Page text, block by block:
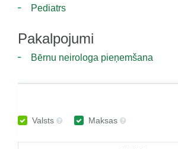
Pediatrs
Pakalpojumi
Bērnu neirologa pieņemšana
Valsts Maksas